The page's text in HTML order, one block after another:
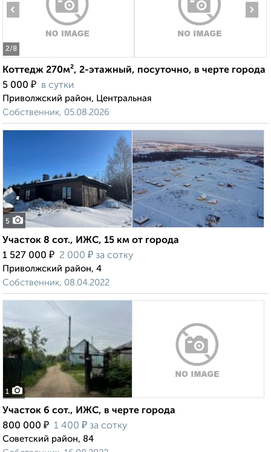
2/8
‹ ›
Коттедж 270м², 2-этажный, посуточно, в черте города
5 000 ₽ в сутки
Приволжский район, Центральная
Собственник, 05.08.2026
5
Участок 8 сот., ИЖС, 15 км от города
1 527 000 ₽ 2 000 ₽ за сотку
Приволжский район, 4
Собственник, 08.04.2022
1
Участок 6 сот., ИЖС, в черте города
800 000 ₽ 1 400 ₽ за сотку
Советский район, 84